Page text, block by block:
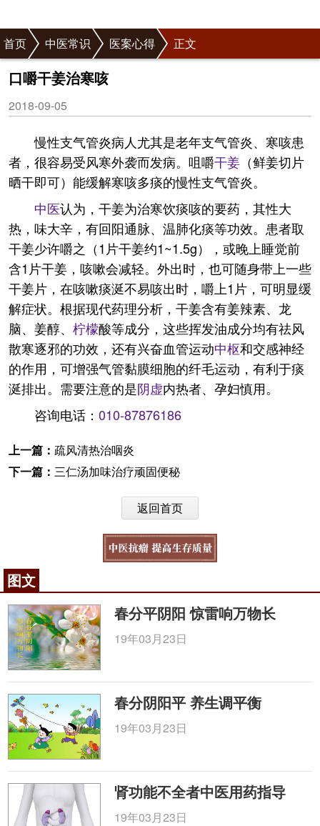
首页 中医常识 医案心得 正文
口嚼干姜治寒咳
2018-09-05
慢性支气管炎病人尤其是老年支气管炎、寒咳患
者，很容易受风寒外袭而发病。咀嚼干姜 （鲜姜切片
晒干即可）能缓解寒咳多痰的慢性支气管炎。
中医认为，干姜为治寒饮痰咳的要药，其性大
热，味大辛，有回阳通脉、温肺化痰等功效。患者取
干姜少许嚼之（1片干姜约1~1.5g），或晚上睡觉前
含1片干姜，咳嗽会减轻。外出时，也可随身带上一些
干姜片，在咳嗽痰涎不易咳出时，嚼上1片，可明显缓
解症状。根据现代药理分析，干姜含有姜辣素、龙
脑、姜醇、 柠檬酸等成分，这些挥发油成分均有祛风
散寒逐邪的功效，还有兴奋血管运动中枢和交感神经
的作用，可增强气管黏膜细胞的纤毛运动，有利于痰
涎排出。需要注意的是阴虚内热者、孕妇慎用。
咨询电话： 010-87876186
上一篇： 疏风清热治咽炎
下一篇： 三仁汤加味治疗顽固便秘
返回首页
图文
春分平阴阳 惊雷响万物长
19年03月23日
春分阴阳平 养生调平衡
19年03月23日
肾功能不全者中医用药指导
19年03月23日